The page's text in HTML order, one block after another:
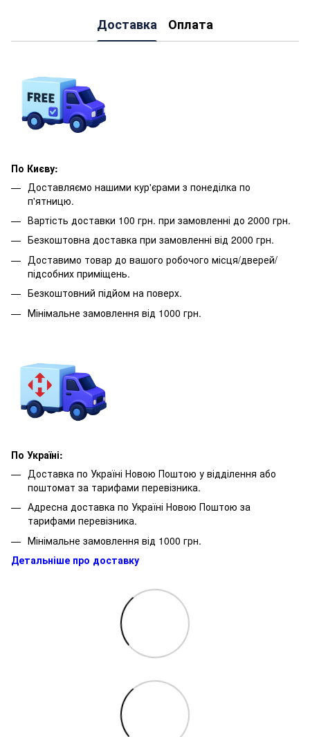
Доставка Оплата
По Києву:
Доставляємо нашими кур'єрами з понеділка по
п'ятницю.
Вартість доставки 100 грн. при замовленні до 2000 грн.
Безкоштовна доставка при замовленні від 2000 грн.
Доставимо товар до вашого робочого місця/дверей/
підсобних приміщень.
Безкоштовний підйом на поверх.
Мінімальне замовлення від 1000 грн.
По Україні:
Доставка по Україні Новою Поштою у відділення або
поштомат за тарифами перевізника.
Адресна доставка по Україні Новою Поштою за
тарифами перевізника.
Мінімальне замовлення від 1000 грн.
Детальніше про доставку